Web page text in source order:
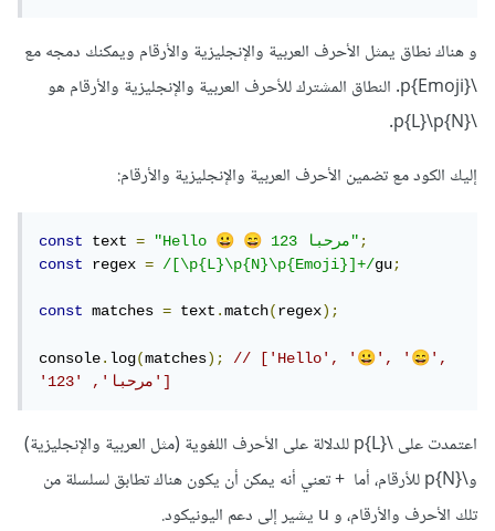
و هناك نطاق يمثل الأحرف العربية والإنجليزية والأرقام ويمكنك دمجه مع
\p{Emoji}. النطاق المشترك للأحرف العربية والإنجليزية والأرقام هو
\p{L}\p{N}.
إليك الكود مع تضمين الأحرف العربية والإنجليزية والأرقام:
const text = "Hello 😀 😄 مرحبا 123";
const
regex = /[\p{L}\p{N}\p{Emoji}]+/gu;
const matches = text.match(regex);
console.log(matches); // ['Hello', '😀', '😄',
'مرحبا', '123']
اعتمدت على \p{L} للدلالة على الأحرف اللغوية (مثل العربية والإنجليزية)
و\p{N} للأرقام، أما + تعني أنه يمكن أن يكون هناك تطابق لسلسلة من
تلك الأحرف والأرقام، و u يشير إلى دعم اليونيكود.